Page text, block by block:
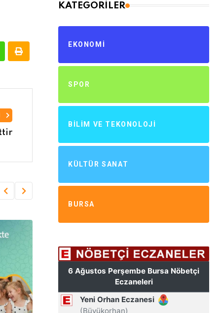
KATEGORILER
EKONOMI
SPOR
BILIM VE TEKONOLOJI
KÜLTÜR SANAT
BURSA